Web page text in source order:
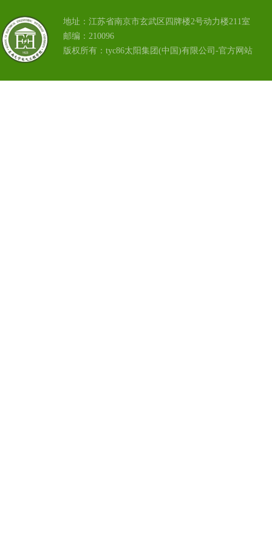
地址：江苏省南京市玄武区四牌楼2号动力楼211室
邮编：210096
版权所有：tyc86太阳集团(中国)有限公司-官方网站